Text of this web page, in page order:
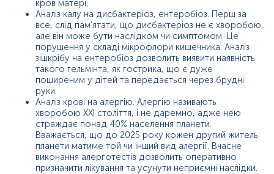
кров матері.
Аналіз калу на дисбактеріоз, ентеробіоз. Перш за
все, слід пам’ятати, що дисбактеріоз не є хворобою,
але він може бути наслідком чи симптомом. Це
порушення у складі мікрофлори кишечника. Аналіз
зішкрібу на ентеробіоз дозволить виявити наявність
такого гельмінта, як гострика, що є дуже
поширеним у дітей та передається через брудні
руки.
Аналіз крові на алергію. Алергію називають
хворобою ХХІ століття, і не даремно, адже нею
страждає понад 40% населення планети.
Вважається, що до 2025 року кожен другий житель
планети матиме той чи інший вид алергії. Вчасне
виконання алерготестів дозволить оперативно
призначити лікування та усунути неприємні наслідки.